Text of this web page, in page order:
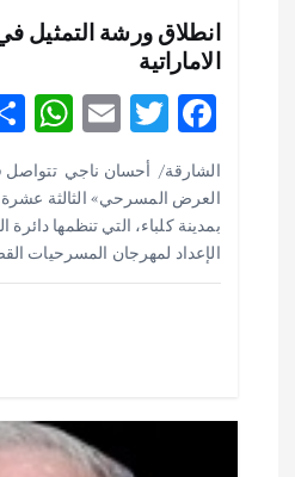
ت
انطلاق ورشة التمثيل
الاماراتية
F
ac
e
b
o
T
w
it
te
r
E
ai
l
h
at
s
A
الشارقة/ أحسان ناجي تتواصل
العرض المسرحي» الثالثة
بمدينة كلباء، التي تنظمها دائرة
الإعداد لمهرجان المسرحيات